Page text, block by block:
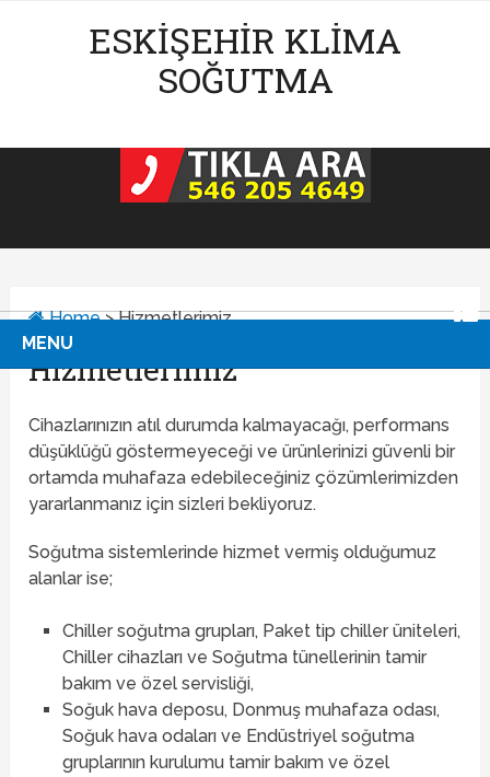
ESKIŞEHIR KLIMA
SOĞUTMA
MENU
Home>Hizmetlerimiz
Hizmetlerimiz
Cihazlarınızın atıl durumda kalmayacağı, performans
düşüklüğü göstermeyeceği ve ürünlerinizi güvenli bir
ortamda muhafaza edebileceğiniz çözümlerimizden
yararlanmanız için sizleri bekliyoruz.
Soğutma sistemlerinde hizmet vermiş olduğumuz
alanlar ise;
Chiller soğutma grupları, Paket tip chiller üniteleri,
Chiller cihazları ve Soğutma tünellerinin tamir
bakım ve özel servisliği,
Soğuk hava deposu, Donmuş muhafaza odası,
Soğuk hava odaları ve Endüstriyel soğutma
gruplarının kurulumu tamir bakım ve özel